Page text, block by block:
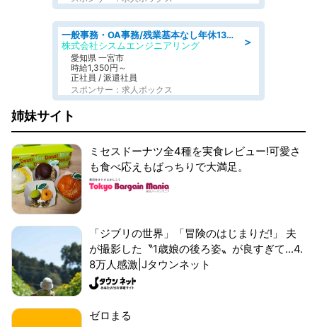
＞
一般事務・OA事務/残業基本なし年休130日社保完備の一般・調達事務
株式会社シスムエンジニアリング
愛知県 一宮市
時給1,350円～
正社員 / 派遣社員
スポンサー：求人ボックス
姉妹サイト
ミセスドーナツ全4種を実食レビュー!可愛さ
も食べ応えもばっちりで大満足。
「ジブリの世界」「冒険のはじまりだ!」 夫
が撮影した〝1歳娘の後ろ姿〟が良すぎて...4.
8万人感激|Jタウンネット
ゼロまる